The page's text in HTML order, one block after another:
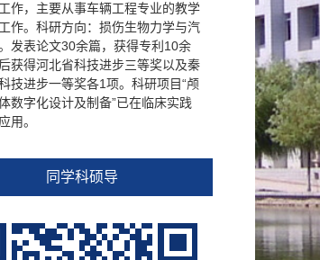
作，主要从事车辆工程专业的教学
作。科研方向：损伤生物力学与汽
发表论文30余篇，获得专利10余
获得河北省科技进步三等奖以及秦
技进步一等奖各1项。科研项目“颅
数字化设计及制备”已在临床实践
用。
同学科硕导